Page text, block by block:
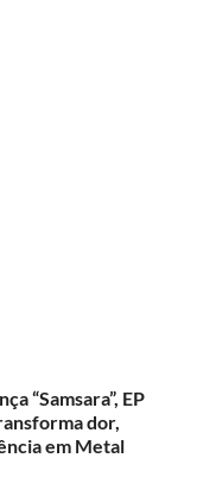
“Samsara”, EP
dor,
em Metal